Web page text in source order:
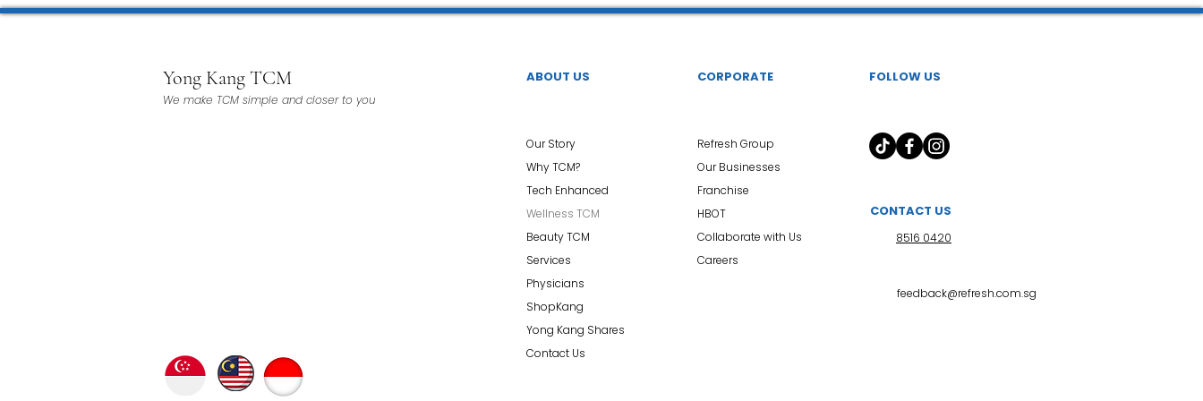
Yong Kang TCM
We make TCM simple and closer to you
ABOUT US CORPORATE FOLLOW US
Our Story
Why TCM?
Tech Enhanced
Wellness TCM
Beauty TCM
Services
Physicians
ShopKang
Yong Kang Shares
Contact Us
Refresh Group
Our Businesses
Franchise
HBOT
Collaborate with Us
Careers
CONTACT US
8516 0420
feedback@refresh.com.sg